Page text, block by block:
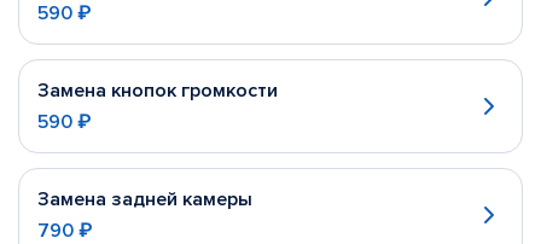
590 ₽
Замена кнопок громкости
590 ₽
Замена задней камеры
790 ₽